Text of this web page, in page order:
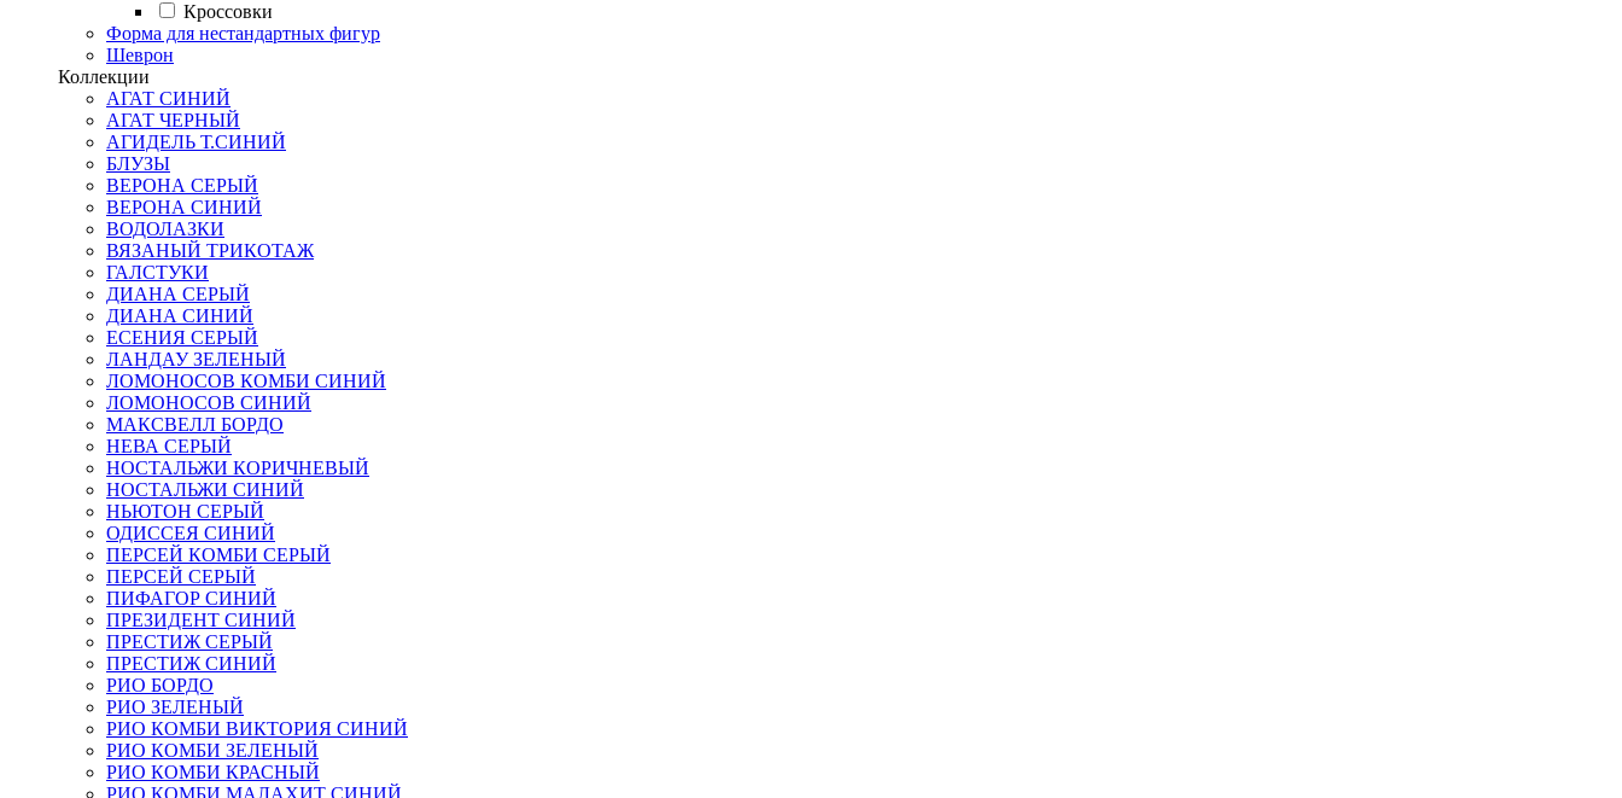
Кроссовки
Форма для нестандартных фигур
Шеврон
Коллекции
АГАТ СИНИЙ
АГАТ ЧЕРНЫЙ
АГИДЕЛЬ Т.СИНИЙ
БЛУЗЫ
ВЕРОНА СЕРЫЙ
ВЕРОНА СИНИЙ
ВОДОЛАЗКИ
ВЯЗАНЫЙ ТРИКОТАЖ
ГАЛСТУКИ
ДИАНА СЕРЫЙ
ДИАНА СИНИЙ
ЕСЕНИЯ СЕРЫЙ
ЛАНДАУ ЗЕЛЕНЫЙ
ЛОМОНОСОВ КОМБИ СИНИЙ
ЛОМОНОСОВ СИНИЙ
МАКСВЕЛЛ БОРДО
НЕВА СЕРЫЙ
НОСТАЛЬЖИ КОРИЧНЕВЫЙ
НОСТАЛЬЖИ СИНИЙ
НЬЮТОН СЕРЫЙ
ОДИССЕЯ СИНИЙ
ПЕРСЕЙ КОМБИ СЕРЫЙ
ПЕРСЕЙ СЕРЫЙ
ПИФАГОР СИНИЙ
ПРЕЗИДЕНТ СИНИЙ
ПРЕСТИЖ СЕРЫЙ
ПРЕСТИЖ СИНИЙ
РИО БОРДО
РИО ЗЕЛЕНЫЙ
РИО КОМБИ ВИКТОРИЯ СИНИЙ
РИО КОМБИ ЗЕЛЕНЫЙ
РИО КОМБИ КРАСНЫЙ
РИО КОМБИ МАЛАХИТ СИНИЙ